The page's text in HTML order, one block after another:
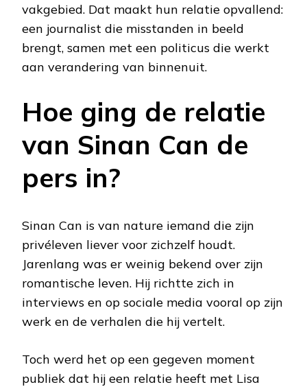
vakgebied. Dat maakt hun relatie opvallend:
een journalist die misstanden in beeld
brengt, samen met een politicus die werkt
aan verandering van binnenuit.
Hoe ging de relatie
van Sinan Can de
pers in?
Sinan Can is van nature iemand die zijn
privéleven liever voor zichzelf houdt.
Jarenlang was er weinig bekend over zijn
romantische leven. Hij richtte zich in
interviews en op sociale media vooral op zijn
werk en de verhalen die hij vertelt.
Toch werd het op een gegeven moment
publiek dat hij een relatie heeft met Lisa